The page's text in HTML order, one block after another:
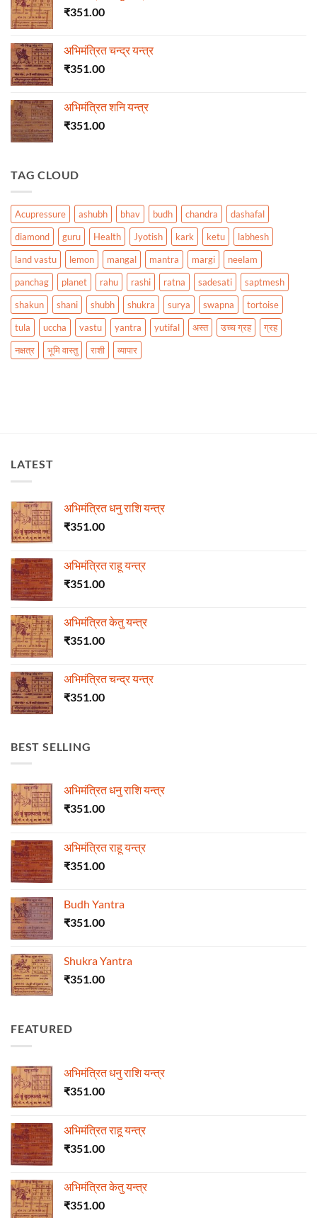
₹351.00
अभिमंत्रित चन्द्र यन्त्र
₹351.00
अभिमंत्रित शनि यन्त्र
₹351.00
TAG CLOUD
Acupressure ashubh bhav budh chandra
dashafal
diamond
guru Health Jyotish kark ketu
labhesh
land vastu
lemon mangal mantra margi
neelam
panchag
planet rahu rashi ratna sadesati
saptmesh
shakun
shani shubh shukra surya swapna
tortoise
tula
uccha vastu yantra yutifal अस्त उच्च ग्रह
ग्रह
नक्षत्र
भूमि वास्तु राशी व्यापार
LATEST
अभिमंत्रित धनु राशि यन्त्र
₹351.00
अभिमंत्रित राहू यन्त्र
₹351.00
अभिमंत्रित केतु यन्त्र
₹351.00
अभिमंत्रित चन्द्र यन्त्र
₹351.00
BEST SELLING
अभिमंत्रित धनु राशि यन्त्र
₹351.00
अभिमंत्रित राहू यन्त्र
₹351.00
Budh Yantra
₹351.00
Shukra Yantra
₹351.00
FEATURED
अभिमंत्रित धनु राशि यन्त्र
₹351.00
अभिमंत्रित राहू यन्त्र
₹351.00
अभिमंत्रित केतु यन्त्र
₹351.00